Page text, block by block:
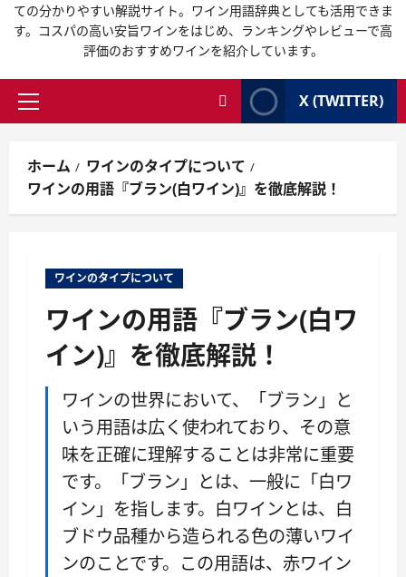
ての分かりやすい解説サイト。ワイン用語辞典としても活用できま
す。コスパの高い安旨ワインをはじめ、ランキングやレビューで高
評価のおすすめワインを紹介しています。
メ
メ
ニ
ュ
X (TWITTER)
ホーム
ワインのタイプについて
ワインの用語『ブラン(白ワイン)』を徹底解説！
ワインのタイプについて
ワインの用語『ブラン(白ワ
イン)』を徹底解説！
ワインの世界において、「ブラン」と
いう用語は広く使われており、その意
味を正確に理解することは非常に重要
です。「ブラン」とは、一般に「白ワ
イン」を指します。白ワインとは、白
ブドウ品種から造られる色の薄いワイ
ンのことです。この用語は、赤ワイン